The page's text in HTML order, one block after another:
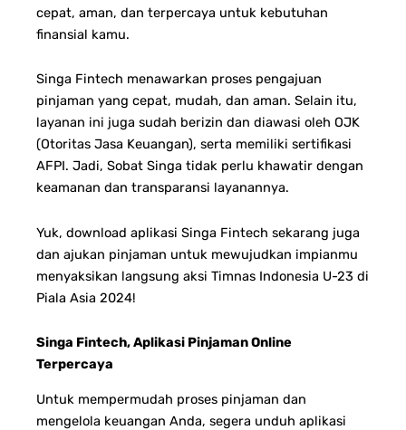
cepat, aman, dan terpercaya untuk kebutuhan
finansial kamu.
Singa Fintech menawarkan proses pengajuan
pinjaman yang cepat, mudah, dan aman. Selain itu,
layanan ini juga sudah berizin dan diawasi oleh OJK
(Otoritas Jasa Keuangan), serta memiliki sertifikasi
AFPI. Jadi, Sobat Singa tidak perlu khawatir dengan
keamanan dan transparansi layanannya.
Yuk, download aplikasi Singa Fintech sekarang juga
dan ajukan pinjaman untuk mewujudkan impianmu
menyaksikan langsung aksi Timnas Indonesia U-23 di
Piala Asia 2024!
Singa Fintech, Aplikasi Pinjaman Online
Terpercaya
Untuk mempermudah proses pinjaman dan
mengelola keuangan Anda, segera unduh aplikasi